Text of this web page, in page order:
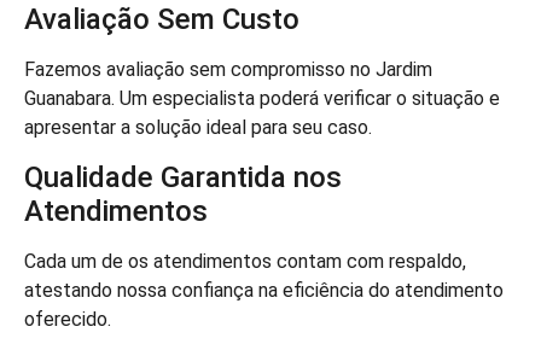
Avaliação Sem Custo
Fazemos avaliação sem compromisso no Jardim
Guanabara. Um especialista poderá verificar o situação e
apresentar a solução ideal para seu caso.
Qualidade Garantida nos
Atendimentos
Cada um de os atendimentos contam com respaldo,
atestando nossa confiança na eficiência do atendimento
oferecido.